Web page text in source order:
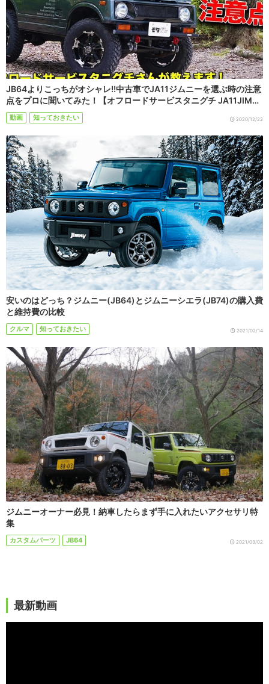
JB64よりこっちがオシャレ!!中古車でJA11ジムニーを選ぶ時の注意
点をプロに聞いてみた！【オフロードサービスタニグチ JA11JIM…
動画 知っておきたい 2020/12/22
安いのはどっち？ジムニー(JB64)とジムニーシエラ(JB74)の購入費
と維持費の比較
クルマ 知っておきたい 2021/02/14
ジムニーオーナー必見！納車したらまず手に入れたいアクセサリ特
集
カスタムパーツ JB64 2021/03/02
最新動画